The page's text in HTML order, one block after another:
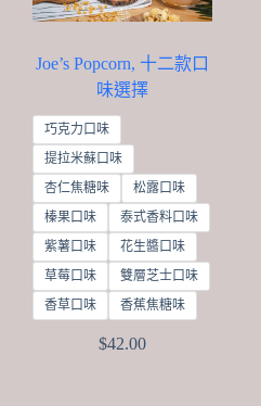
product
page
Joe’s Popcorn, 十二款口
味選擇
巧克力口味
提拉米蘇口味
杏仁焦糖味
松露口味
榛果口味
泰式香料口味
紫薯口味
花生醬口味
草莓口味
雙層芝士口味
香草口味
香蕉焦糖味
$42.00